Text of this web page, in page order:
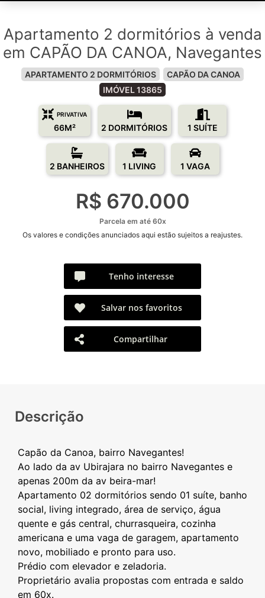
Apartamento 2 dormitórios à venda
em CAPÃO DA CANOA, Navegantes
APARTAMENTO 2 DORMITÓRIOS
CAPÃO DA CANOA
IMÓVEL 13865
PRIVATIVA
66M² 2 DORMITÓRIOS 1 SUÍTE
2 BANHEIROS 1 LIVING 1 VAGA
R$ 670.000
Parcela em até 60x
Os valores e condições anunciados aqui estão sujeitos a reajustes.
Tenho interesse
Salvar nos favoritos
Compartilhar
Descrição
Capão da Canoa, bairro Navegantes!
Ao lado da av Ubirajara no bairro Navegantes e
apenas 200m da av beira-mar!
Apartamento 02 dormitórios sendo 01 suíte, banho
social, living integrado, área de serviço, água
quente e gás central, churrasqueira, cozinha
americana e uma vaga de garagem, apartamento
novo, mobiliado e pronto para uso.
Prédio com elevador e zeladoria.
Proprietário avalia propostas com entrada e saldo
em 60x.